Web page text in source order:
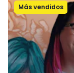
Más vendidos